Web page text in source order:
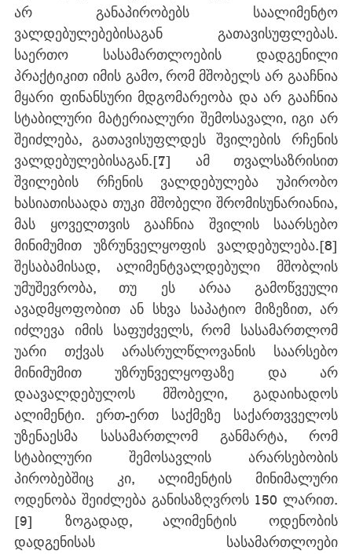
არ განაპირობებს საალიმენტო
ვალდებულებებისაგან გათავისუფლებას.
საერთო სასამართლოების დადგენილი
პრაქტიკით იმის გამო, რომ მშობელს არ გააჩნია
მყარი ფინანსური მდგომარეობა და არ გააჩნია
სტაბილური მატერიალური შემოსავალი, იგი არ
შეიძლება, გათავისუფლდეს შვილების რჩენის
ვალდებულებისაგან.[7] ამ თვალსაზრისით
შვილების რჩენის ვალდებულება უპირობო
ხასიათისაადა თუკი მშობელი შრომისუნარიანია,
მას ყოველთვის გააჩნია შვილის საარსებო
მინიმუმით უზრუნველყოფის ვალდებულება.[8]
შესაბამისად, ალიმენტვალდებული მშობლის
უმუშევრობა, თუ ეს არაა გამოწვეული
ავადმყოფობით ან სხვა საპატიო მიზეზით, არ
იძლევა იმის საფუძველს, რომ სასამართლომ
უარი თქვას არასრულწლოვანის საარსებო
მინიმუმით უზრუნველყოფაზე და არ
დაავალდებულოს მშობელი, გადაიხადოს
ალიმენტი. ერთ-ერთ საქმეზე საქართვველოს
უზენაესმა სასამართლომ განმარტა, რომ
სტაბილური შემოსავლის არარსებობის
პირობებშიც კი, ალიმენტის მინიმალური
ოდენობა შეიძლება განისაზღვროს 150 ლარით.
[9] ზოგადად, ალიმენტის ოდენობის
დადგენისას სასამართლოები